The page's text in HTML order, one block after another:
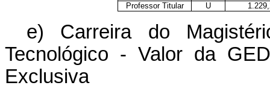
Professor Titular
U
e) Carreira do
Tecnológico - Valor da
Exclusiva